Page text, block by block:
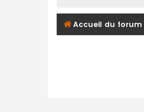
Accueil du forum